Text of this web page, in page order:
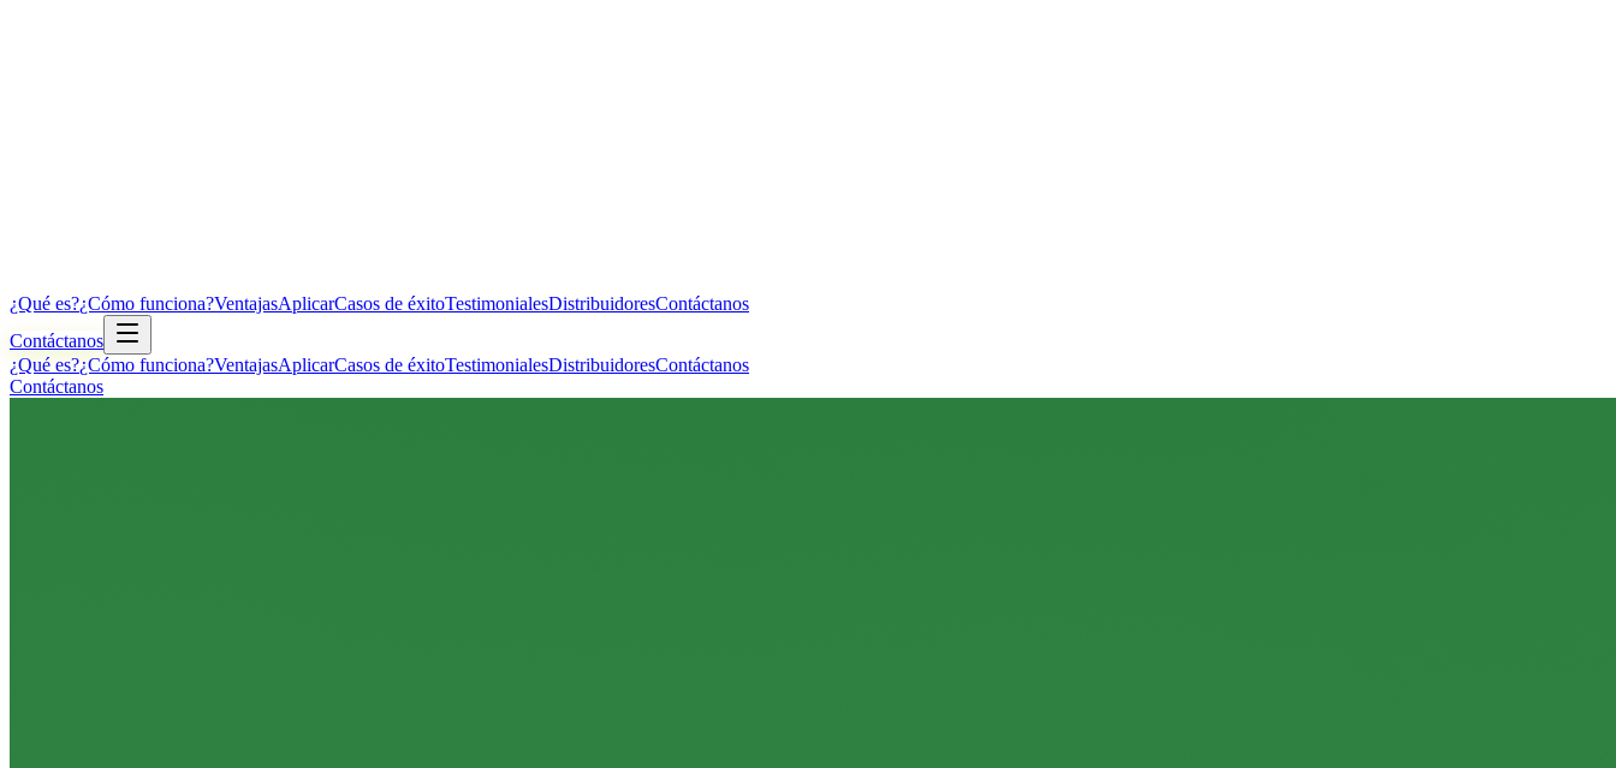
¿Qué es?¿Cómo funciona?VentajasAplicarCasos de éxitoTestimonialesDistribuidoresContáctanos
Contáctanos
¿Qué es?¿Cómo funciona?VentajasAplicarCasos de éxitoTestimonialesDistribuidoresContáctanos
Contáctanos